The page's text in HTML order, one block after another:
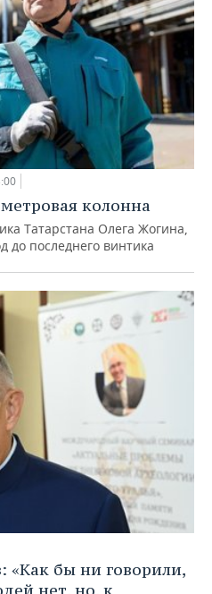
колонна
Татарстана Олега Жогина,
до последнего винтика
бы ни говорили,